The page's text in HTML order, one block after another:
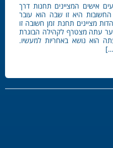
אישים המציינים תחנות דרך
היא זו שבה הוא עובר
מציינים תחנת זמן חשובה זו
שהנער עתה מצטרף לקהילה הבוגרת
הוא נושא באחריות למעשיו.